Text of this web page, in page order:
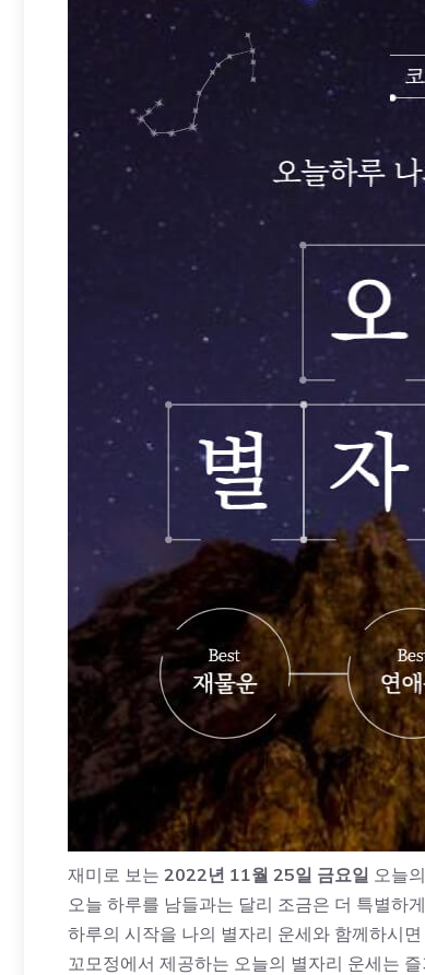
재미로 보는 2022년 11월 25일 금요일 오늘
오늘 하루를 남들과는 달리 조금은 더 특별하
하루의 시작을 나의 별자리 운세와 함께하시
꼬모정에서 제공하는 오늘의 별자리 운세는